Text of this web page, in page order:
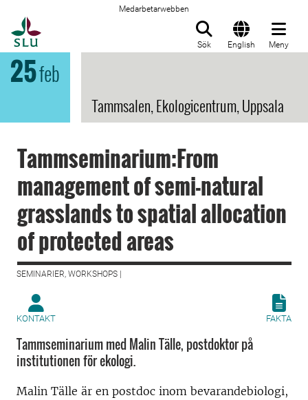
Medarbetarwebben
Sök English Meny
25feb
Tammsalen, Ekologicentrum, Uppsala
Tammseminarium:From
management of semi-natural
grasslands to spatial allocation
of protected areas
SEMINARIER, WORKSHOPS |
KONTAKT FAKTA
Tammseminarium med Malin Tälle, postdoktor på
institutionen för ekologi.
Malin Tälle är en postdoc inom bevarandebiologi,